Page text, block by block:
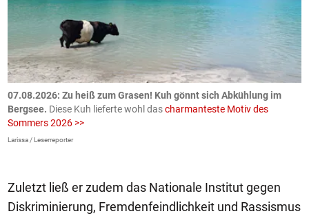
07.08.2026: Zu heiß zum Grasen! Kuh gönnt sich Abkühlung im
Bergsee. Diese Kuh lieferte wohl dascharmanteste Motiv des
Sommers 2026 >>
Larissa / Leserreporter
Zuletzt ließ er zudem das Nationale Institut gegen
Diskriminierung, Fremdenfeindlichkeit und Rassismus